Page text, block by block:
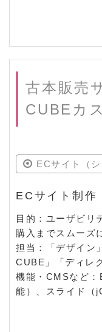
古本販売
CUBEカ
ECサイト（シ
ECサイト制作
目的：ユーザビリ
購入までスムーズ
担当：「デザイン
CUBE」「ディレ
機能・CMSなど
能）、スライド（